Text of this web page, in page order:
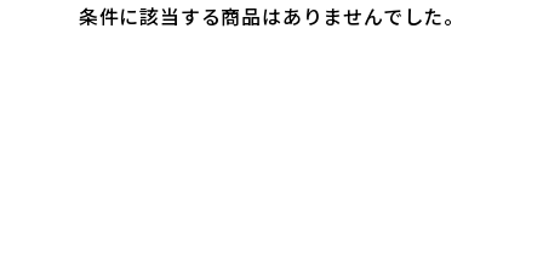
条件に該当する商品はありませんでした。